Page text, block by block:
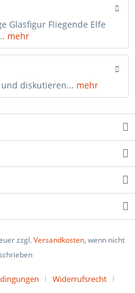
Glasfigur Fliegende Elfe
mehr
diskutieren... mehr
zzgl.Versandkosten, wenn nicht
Widerrufsrecht